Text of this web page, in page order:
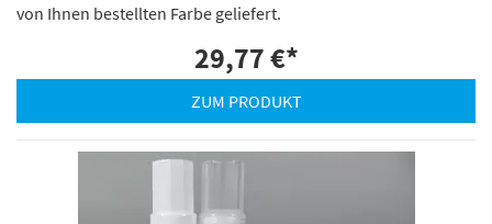
von Ihnen bestellten Farbe geliefert.
29,77 €*
ZUM PRODUKT